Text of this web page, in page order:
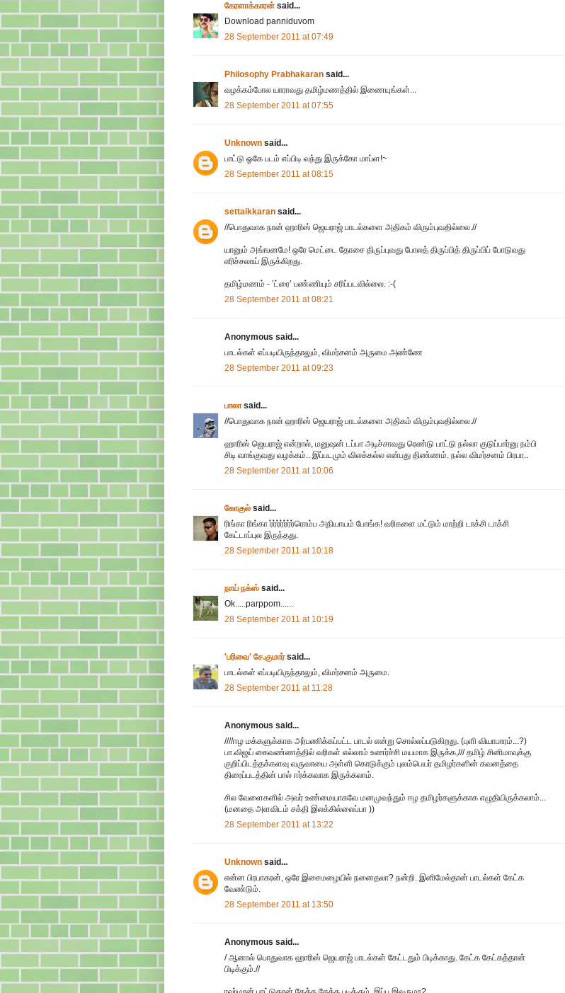
கேரளாக்காரன் said...
Download panniduvom
28 September 2011 at 07:49
Philosophy Prabhakaran said...
வழக்கம்போல யாராவது தமிழ்மணத்தில் இணையுங்கள்...
28 September 2011 at 07:55
Unknown said...
பாட்டு ஓகே படம் எப்பிடி வந்து இருக்கோ மாப்ள!~
28 September 2011 at 08:15
settaikkaran said...
//பொதுவாக நான் ஹாரிஸ் ஜெயராஜ் பாடல்களை அதிகம் விரும்புவதில்லை.//
யானும் அங்ஙனமே! ஒரே மெட்டை தோசை திருப்புவது போலத் திருப்பித் திருப்பிப் போடுவது
எரிச்சலாய் இருக்கிறது.
தமிழ்மணம் - ’ட்ரை’ பண்ணியும் சரிப்படவில்லை. :-(
28 September 2011 at 08:21
Anonymous said...
பாடல்கள் எப்படியிருந்தாலும், விமர்சனம் அருமை அண்ணே
28 September 2011 at 09:23
பாலாsaid...
//பொதுவாக நான் ஹாரிஸ் ஜெயராஜ் பாடல்களை அதிகம் விரும்புவதில்லை.//
ஹாரிஸ் ஜெயராஜ் என்றால், மனுஷன் டப்பா அடிச்சாவது ரெண்டு பாட்டு நல்லா குடுப்பார்னு நம்பி
சிடி வாங்குவது வழக்கம்.. இப்படமும் விலக்கல்ல என்பது திண்ணம். நல்ல விமர்சனம் பிரபா..
28 September 2011 at 10:06
கோகுல் said...
ரிங்கா ரிங்கா ர்ர்ர்ர்ர்ர்ர்ரொம்ப அநியாயம் போங்க! வரிகளை மட்டும் மாற்றி டாக்சி டாக்சி
கேட்டாப்புல இருந்தது.
28 September 2011 at 10:18
நாய் நக்ஸ் said...
Ok.....parppom......
28 September 2011 at 10:19
'பரிவை' சே.குமார்said...
பாடல்கள் எப்படியிருந்தாலும், விமர்சனம் அருமை.
28 September 2011 at 11:28
Anonymous said...
////ஈழ மக்களுக்காக அர்பணிக்கப்பட்ட பாடல் என்று சொல்லப்படுகிறது. (புளி வியாபாரம்...?)
பா.விஜய் கைவண்ணத்தில் வரிகள் எல்லாம் உணர்ச்சி மயமாக இருக்க,/// தமிழ் சினிமாவுக்கு
குறிப்பிடத்தக்களவு வருவாயை அள்ளி கொடுக்கும் புலம்பெயர் தமிழர்களின் கவனத்தை
திரைப்படத்தின் பால் ஈர்க்கவாக இருக்கலாம்.
சில வேளைகளில் அவர் உண்மையாகவே மனமுவந்தும் ஈழ தமிழர்களுக்காக எழுதியிருக்கலாம்...
(மனதை அளவிடம் சக்தி இலக்கில்லைப்பா ))
28 September 2011 at 13:22
Unknown said...
என்ன பிரபாகரன், ஒரே இசைமழையில் நனைதலா? நன்றி. இனிமேல்தான் பாடல்கள் கேட்க
வேண்டும்.
28 September 2011 at 13:50
Anonymous said...
/ ஆனால் பொதுவாக ஹாரிஸ் ஜெயராஜ் பாடல்கள் கேட்டதும் பிடிக்காது. கேட்க கேட்கத்தான்
பிடிக்கும்.//